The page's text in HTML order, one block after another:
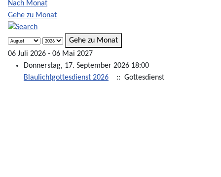
Nach Monat
Gehe zu Monat
Gehe zu Monat
06 Juli 2026 - 06 Mai 2027
Donnerstag, 17. September 2026 18:00
Blaulichtgottesdienst 2026
:: Gottesdienst